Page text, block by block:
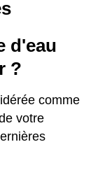
d'eau
?
comme
votre